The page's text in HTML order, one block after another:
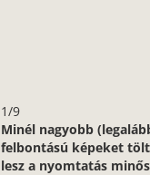
1/9
Minél nagyobb
felbontású képeket
lesz a nyomtatás